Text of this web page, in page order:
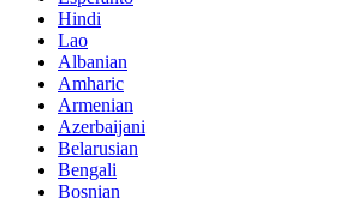
Hindi
Lao
Albanian
Amharic
Armenian
Azerbaijani
Belarusian
Bengali
Bosnian